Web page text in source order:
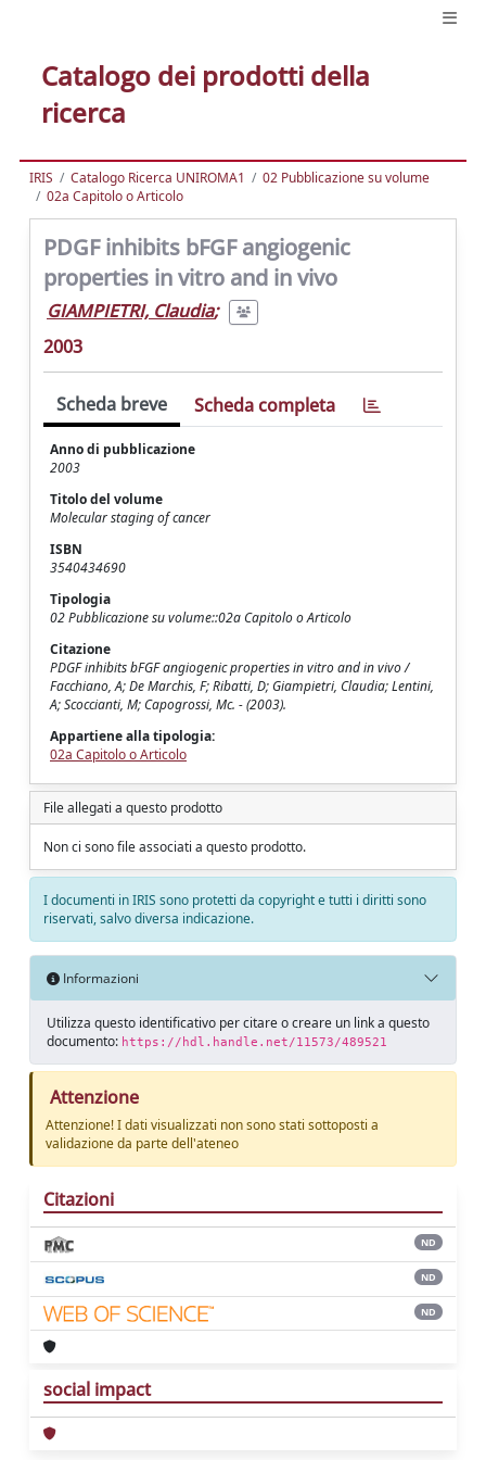
Catalogo dei prodotti della
ricerca
IRIS Catalogo Ricerca UNIROMA1
02 Pubblicazione su volume
02a Capitolo o Articolo
PDGF inhibits bFGF angiogenic
properties in vitro and in vivo
GIAMPIETRI, Claudia;
2003
Scheda breve Scheda completa
Anno di pubblicazione
2003
Titolo del volume
Molecular staging of cancer
ISBN
3540434690
Tipologia
02 Pubblicazione su volume::02a Capitolo o Articolo
Citazione
PDGF inhibits bFGF angiogenic properties in vitro and in vivo /
Facchiano, A; De Marchis, F; Ribatti, D; Giampietri, Claudia; Lentini,
A; Scoccianti, M; Capogrossi, Mc. - (2003).
Appartiene alla tipologia:
02a Capitolo o Articolo
File allegati a questo prodotto
Non ci sono file associati a questo prodotto.
I documenti in IRIS sono protetti da copyright e tutti i diritti sono
riservati, salvo diversa indicazione.
Informazioni
Utilizza questo identificativo per citare o creare un link a questo
documento: https://hdl.handle.net/11573/489521
Attenzione
Attenzione! I dati visualizzati non sono stati sottoposti a
validazione da parte dell'ateneo
Citazioni
ND
ND
ND
social impact